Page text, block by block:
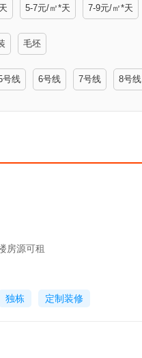
5-7元/㎡*天 7-9元/㎡*天
毛坯
号线 6号线 7号线 8号线
房源可租
独栋 定制装修